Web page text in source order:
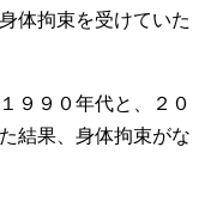
体拘束を受けていた
９９０年代と、２０
結果、身体拘束がな